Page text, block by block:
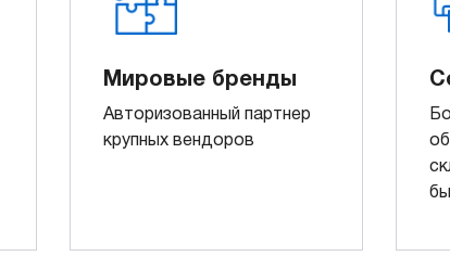
Мировые бренды
Авторизованный партнер
крупных вендоров